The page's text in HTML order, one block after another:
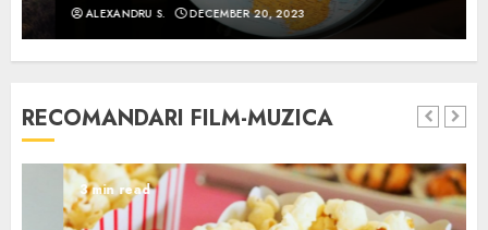
ALEXANDRU S. DECEMBER 20, 2023
RECOMANDARI FILM-MUZICA
3 min read